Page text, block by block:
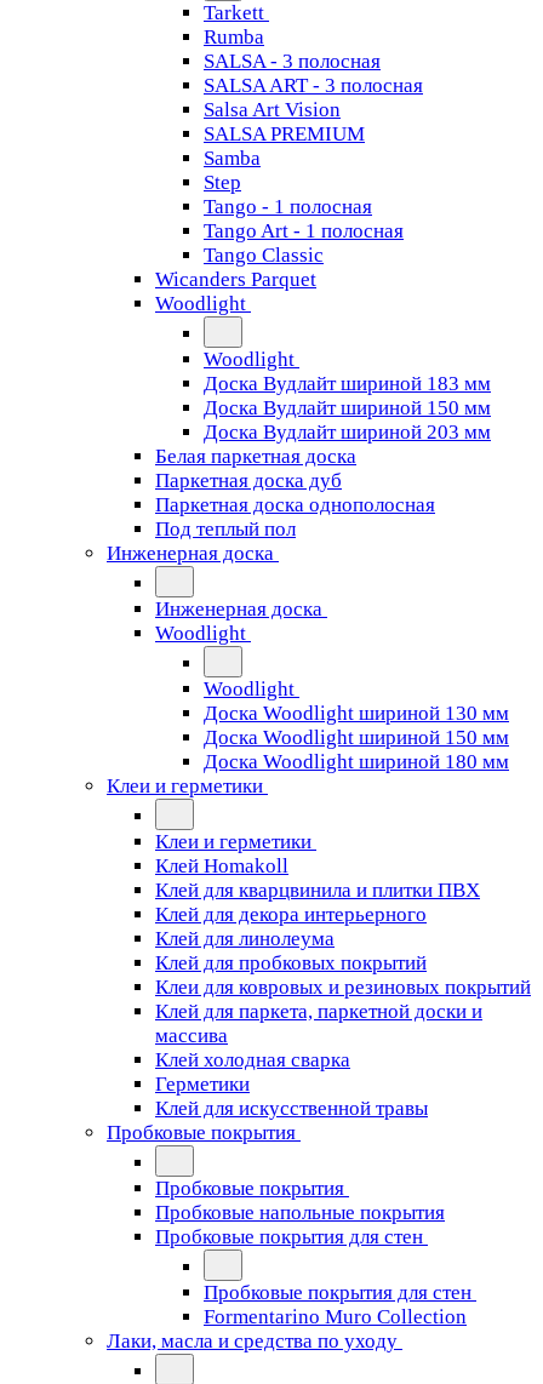
Tarkett
Rumba
SALSA - 3 полосная
SALSA ART - 3 полосная
Salsa Art Vision
SALSA PREMIUM
Samba
Step
Tango - 1 полосная
Tango Art - 1 полосная
Tango Classiс
Wicanders Parquet
Woodlight
Woodlight
Доска Вудлайт шириной 183 мм
Доска Вудлайт шириной 150 мм
Доска Вудлайт шириной 203 мм
Белая паркетная доска
Паркетная доска дуб
Паркетная доска однополосная
Под теплый пол
Инженерная доска
Инженерная доска
Woodlight
Woodlight
Доска Woodlight шириной 130 мм
Доска Woodlight шириной 150 мм
Доска Woodlight шириной 180 мм
Клеи и герметики
Клеи и герметики
Клей Homakoll
Клей для кварцвинила и плитки ПВХ
Клей для декора интерьерного
Клей для линолеума
Клей для пробковых покрытий
Клеи для ковровых и резиновых покрытий
Клей для паркета, паркетной доски и
массива
Клей холодная сварка
Герметики
Клей для искусственной травы
Пробковые покрытия
Пробковые покрытия
Пробковые напольные покрытия
Пробковые покрытия для стен
Пробковые покрытия для стен
Formentarino Muro Collection
Лаки, масла и средства по уходу